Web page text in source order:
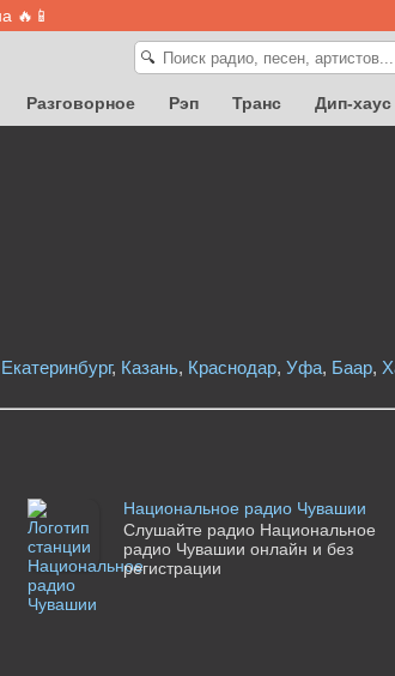
🔥📱
🔍
Разговорное Рэп Транс Дип-хаус
Екатеринбург, Казань, Краснодар, Уфа, Баар,
Национальное радио Чувашии
Слушайте радио Национальное
радио Чувашии онлайн и без
регистрации